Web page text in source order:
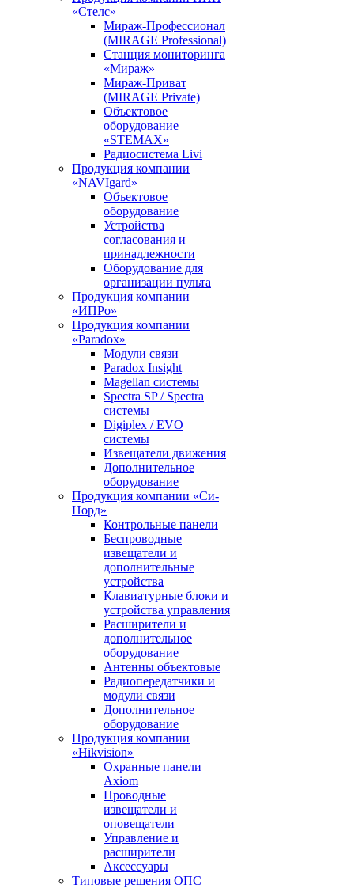
«Стелс»
Мираж-Профессионал
(MIRAGE Professional)
Станция мониторинга
«Мираж»
Мираж-Приват
(MIRAGE Private)
Объектовое
оборудование
«STEMAX»
Радиосистема Livi
Продукция компании
«NAVIgard»
Объектовое
оборудование
Устройства
согласования и
принадлежности
Оборудование для
организации пульта
Продукция компании
«ИПРо»
Продукция компании
«Paradox»
Модули связи
Paradox Insight
Magellan системы
Spectra SP / Spectra
системы
Digiplex / EVO
системы
Извещатели движения
Дополнительное
оборудование
Продукция компании «Си-
Норд»
Контрольные панели
Беспроводные
извещатели и
дополнительные
устройства
Клавиатурные блоки и
устройства управления
Расширители и
дополнительное
оборудование
Антенны объектовые
Радиопередатчики и
модули связи
Дополнительное
оборудование
Продукция компании
«Hikvision»
Охранные панели
Axiom
Проводные
извещатели и
оповещатели
Управление и
расширители
Аксессуары
Типовые решения ОПС